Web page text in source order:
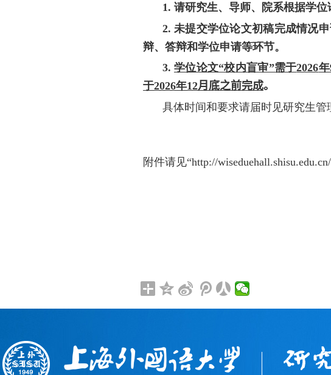
1. 请研究生、导师、院系根据学位
2. 未提交学位论文初稿完成情况
辩、答辩和学位申请等环节。
3. 学位论文“校内盲审”需于2026年
于2026年12月底之前完成。
具体时间和要求请届时见研究生管
附件请见“http://